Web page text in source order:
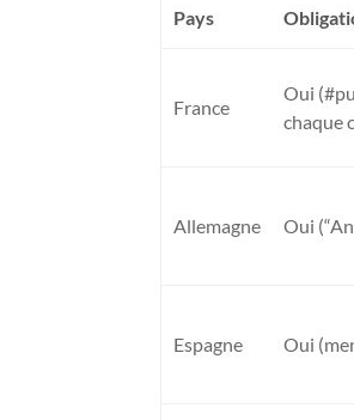
Pays
France
Oui
chaque
Allemagne Oui
Espagne Oui